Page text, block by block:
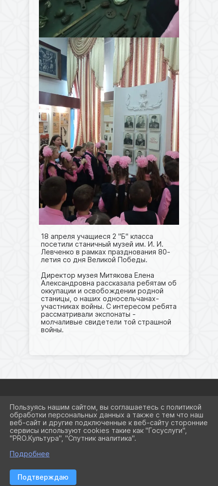
18 апреля учащиеся 2 "Б" класса
посетили станичный музей им. И. И.
Левченко в рамках празднования 80-
летия со дня Великой Победы.
Директор музея Митякова Елена
Александровна рассказала ребятам об
оккупации и освобождении родной
станицы, о наших односельчанах-
участниках войны. С интересом ребята
рассматривали экспонаты -
молчаливые свидетели той страшной
войны.
2026 Г. SCHOOL8KRSRM.RU
ВХОД
КАРТА САЙТА
ПОЛИТИКА ОБРАБОТКИ
СДЕЛАНО НА KUBCMS
РАЗРАБОТКА И ПОДДЕРЖКА
Пользуясь нашим сайтом, вы соглашаетесь с политикой
обработки персональных данных а также с тем что наш
веб-сайт и другие подключенные к веб-сайту сторонние
сервисы используют cookies такие как "Госуслуги",
"PRO.Культура", "Спутник аналитика".
Подробнее
Подтверждаю